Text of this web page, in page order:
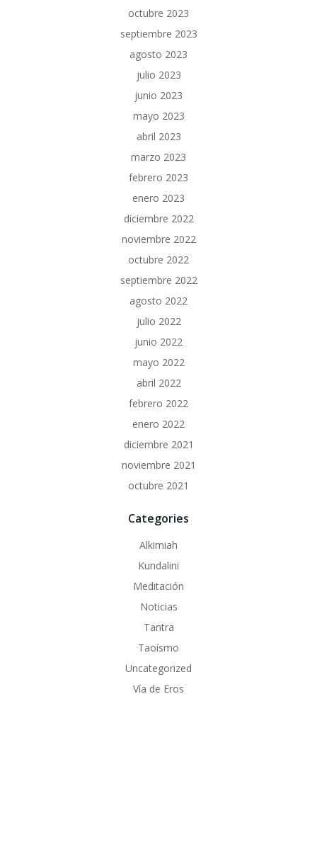
octubre 2023
septiembre 2023
agosto 2023
julio 2023
junio 2023
mayo 2023
abril 2023
marzo 2023
febrero 2023
enero 2023
diciembre 2022
noviembre 2022
octubre 2022
septiembre 2022
agosto 2022
julio 2022
junio 2022
mayo 2022
abril 2022
febrero 2022
enero 2022
diciembre 2021
noviembre 2021
octubre 2021
Categories
Alkimiah
Kundalini
Meditación
Noticias
Tantra
Taoísmo
Uncategorized
Vía de Eros